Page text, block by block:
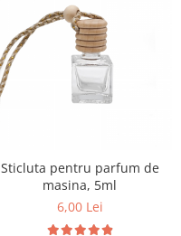
Sticluta pentru parfum de
masina, 5ml
6,00 Lei